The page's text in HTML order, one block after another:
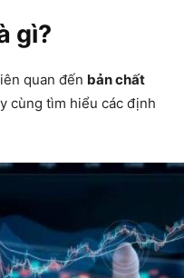
gì?
quan đến bản chất
cùng tìm hiểu các định